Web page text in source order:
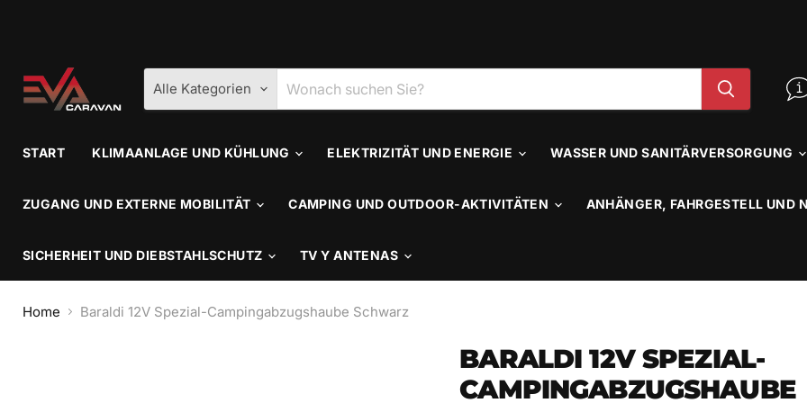
Alle Kategorien
START KLIMAANLAGE UND KÜHLUNG ELEKTRIZITÄT UND ENERGIE WASSER UND SANITÄRVERSORGUNG
ZUGANG UND EXTERNE MOBILITÄT CAMPING UND OUTDOOR-AKTIVITÄTEN ANHÄNGER, FAHRGESTELL UND
SICHERHEIT UND DIEBSTAHLSCHUTZ TV Y ANTENAS
Home Baraldi 12V Spezial-Campingabzugshaube Schwarz
BARALDI 12V SPEZIAL-
CAMPINGABZUGSHAUBE